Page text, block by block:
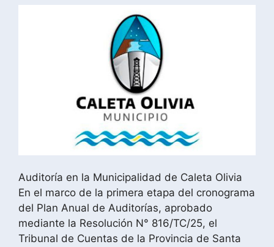
Auditoría en la Municipalidad de Caleta Olivia
En el marco de la primera etapa del cronograma
del Plan Anual de Auditorías, aprobado
mediante la Resolución N° 816/TC/25, el
Tribunal de Cuentas de la Provincia de Santa